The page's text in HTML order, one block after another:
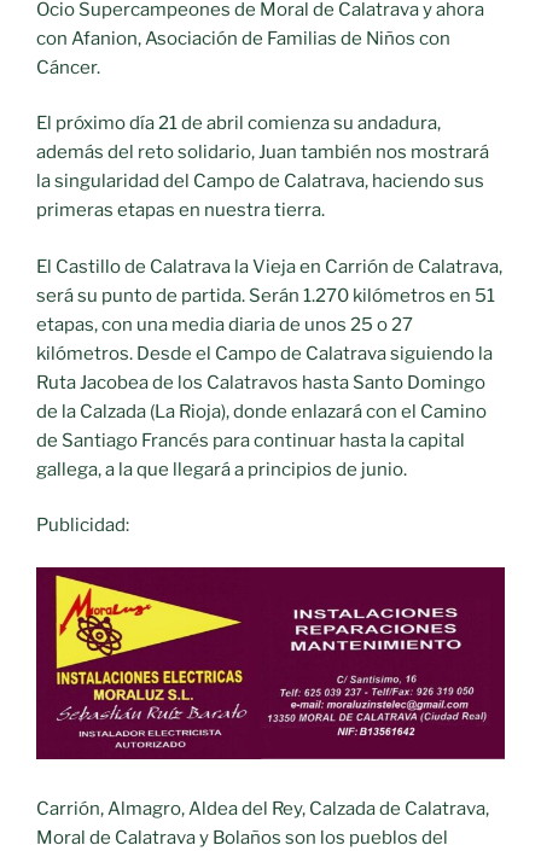
Ocio Supercampeones de Moral de Calatrava y ahora
con Afanion, Asociación de Familias de Niños con
Cáncer.
El próximo día 21 de abril comienza su andadura,
además del reto solidario, Juan también nos mostrará
la singularidad del Campo de Calatrava, haciendo sus
primeras etapas en nuestra tierra.
El Castillo de Calatrava la Vieja en Carrión de Calatrava,
será su punto de partida. Serán 1.270 kilómetros en 51
etapas, con una media diaria de unos 25 o 27
kilómetros. Desde el Campo de Calatrava siguiendo la
Ruta Jacobea de los Calatravos hasta Santo Domingo
de la Calzada (La Rioja), donde enlazará con el Camino
de Santiago Francés para continuar hasta la capital
gallega, a la que llegará a principios de junio.
Publicidad:
Carrión, Almagro, Aldea del Rey, Calzada de Calatrava,
Moral de Calatrava y Bolaños son los pueblos del